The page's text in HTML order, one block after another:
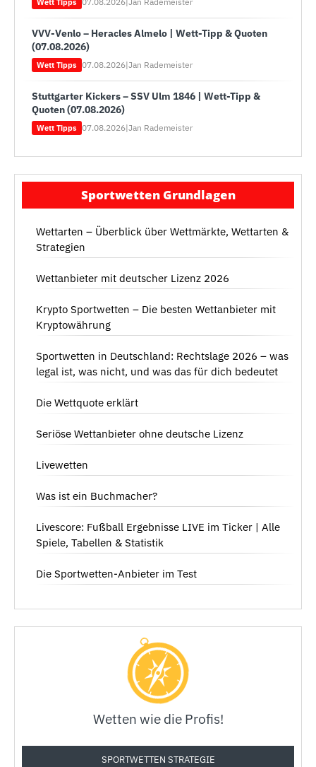
Wett Tipps
VVV-Venlo – Heracles Almelo | Wett-Tipp & Quoten
(07.08.2026)
Wett Tipps 07.08.2026|Jan Rademeister
Stuttgarter Kickers – SSV Ulm 1846 | Wett-Tipp &
Quoten (07.08.2026)
Wett Tipps 07.08.2026|Jan Rademeister
Sportwetten Grundlagen
Wettarten – Überblick über Wettmärkte, Wettarten &
Strategien
Wettanbieter mit deutscher Lizenz 2026
Krypto Sportwetten – Die besten Wettanbieter mit
Kryptowährung
Sportwetten in Deutschland: Rechtslage 2026 – was
legal ist, was nicht, und was das für dich bedeutet
Die Wettquote erklärt
Seriöse Wettanbieter ohne deutsche Lizenz
Livewetten
Was ist ein Buchmacher?
Livescore: Fußball Ergebnisse LIVE im Ticker | Alle
Spiele, Tabellen & Statistik
Die Sportwetten-Anbieter im Test
Wetten wie die Profis!
SPORTWETTEN STRATEGIE